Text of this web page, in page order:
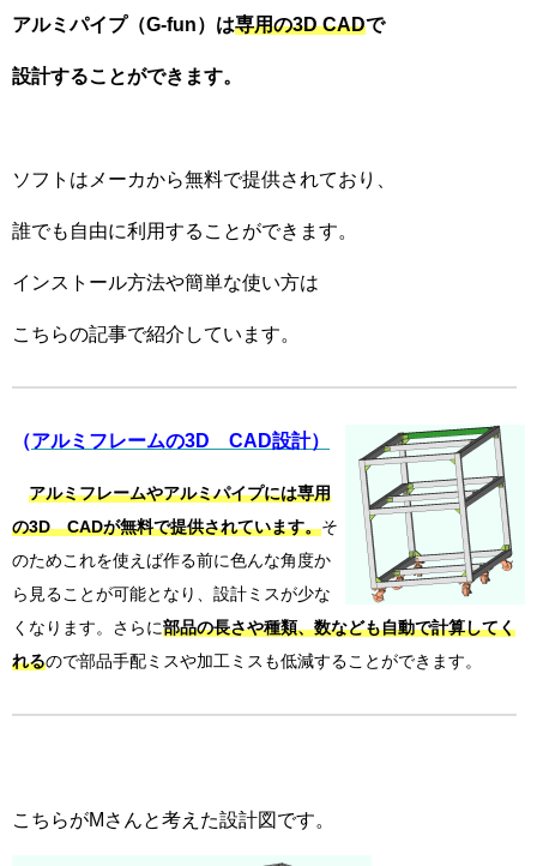
アルミパイプ（G-fun）は専用の3D CADで
設計することができます。
ソフトはメーカから無料で提供されており、
誰でも自由に利用することができます。
インストール方法や簡単な使い方は
こちらの記事で紹介しています。
（アルミフレームの3D CAD設計）
アルミフレームやアルミパイプには専用
の3D CADが無料で提供されています。そ
のためこれを使えば作る前に色んな角度か
ら見ることが可能となり、設計ミスが少な
くなります。さらに部品の長さや種類、数なども自動で計算してく
れるので部品手配ミスや加工ミスも低減することができます。
こちらがMさんと考えた設計図です。